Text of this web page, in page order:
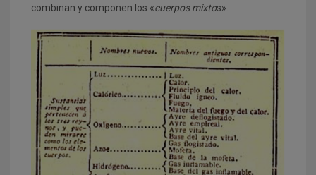
combinan y componen los «cuerpos mixtos».